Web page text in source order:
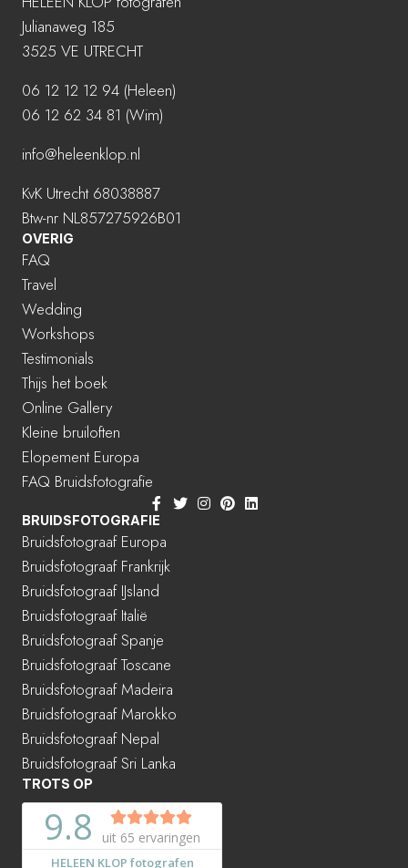
Julianaweg 185
3525 VE UTRECHT
06 12 12 12 94 (Heleen)
06 12 62 34 81 (Wim)
info@heleenklop.nl
KvK Utrecht 68038887
Btw-nr NL857275926B01
OVERIG
FAQ
Travel
Wedding
Workshops
Testimonials
Thijs het boek
Online Gallery
Kleine bruiloften
Elopement Europa
FAQ Bruidsfotografie
BRUIDSFOTOGRAFIE
Bruidsfotograaf Europa
Bruidsfotograaf Frankrijk
Bruidsfotograaf IJsland
Bruidsfotograaf Italië
Bruidsfotograaf Spanje
Bruidsfotograaf Toscane
Bruidsfotograaf Madeira
Bruidsfotograaf Marokko
Bruidsfotograaf Nepal
Bruidsfotograaf Sri Lanka
TROTS OP